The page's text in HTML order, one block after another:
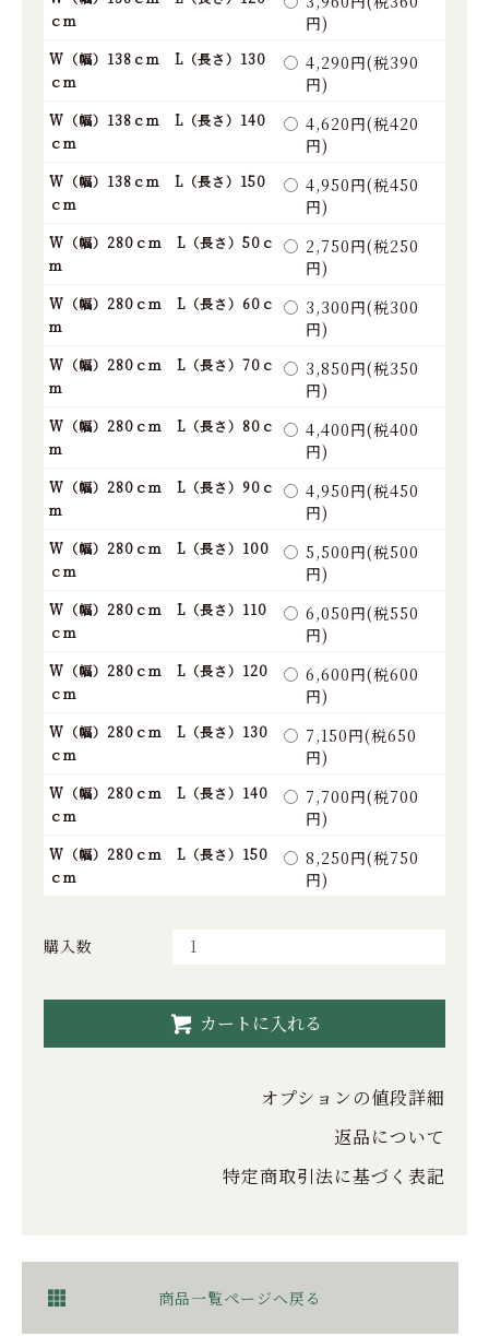
ｃｍ
円)
W（幅）138ｃｍ L（長さ）130
ｃｍ
4,290円(税390
円)
W（幅）138ｃｍ L（長さ）140
ｃｍ
4,620円(税420
円)
W（幅）138ｃｍ L（長さ）150
ｃｍ
4,950円(税450
円)
W（幅）280ｃｍ L（長さ）50ｃ
ｍ
2,750円(税250
円)
W（幅）280ｃｍ L（長さ）60ｃ
ｍ
3,300円(税300
円)
W（幅）280ｃｍ L（長さ）70ｃ
ｍ
3,850円(税350
円)
W（幅）280ｃｍ L（長さ）80ｃ
ｍ
4,400円(税400
円)
W（幅）280ｃｍ L（長さ）90ｃ
ｍ
4,950円(税450
円)
W（幅）280ｃｍ L（長さ）100
ｃｍ
5,500円(税500
円)
W（幅）280ｃｍ L（長さ）110
ｃｍ
6,050円(税550
円)
W（幅）280ｃｍ L（長さ）120
ｃｍ
6,600円(税600
円)
W（幅）280ｃｍ L（長さ）130
ｃｍ
7,150円(税650
円)
W（幅）280ｃｍ L（長さ）140
ｃｍ
7,700円(税700
円)
W（幅）280ｃｍ L（長さ）150
ｃｍ
8,250円(税750
円)
購入数
カートに入れる
オプションの値段詳細
返品について
特定商取引法に基づく表記
商品一覧ページへ戻る